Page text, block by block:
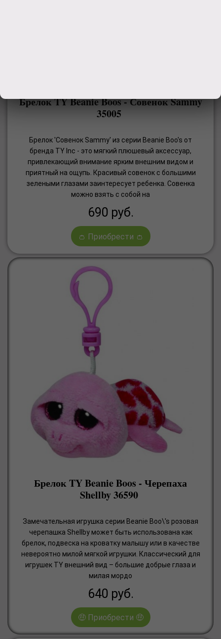
Брелок TY Beanie Boos - Совенок Sammy
35005
Брелок 'Совенок Sammy' из серии Beanie Boo's от
бренда TY Inc - это мягкий плюшевый аксессуар,
привлекающий внимание ярким внешним видом и
приятный на ощупь. Красивый совенок с большими
зелеными глазами заинтересует ребенка. Совенка
можно взять с собой на
690 руб.
👛 Приобрести 👛
Брелок TY Beanie Boos - Черепаха
Shellby 36590
Замечательная игрушка серии Beanie Boo\'s розовая
черепашка Shellby может быть использована как
брелок, подвеска на кроватку малышу или в качестве
невероятно милой мягкой игрушки. Классический для
игрушек TY внешний вид – большие добрые глаза и
милая мордо
640 руб.
🤑 Приобрести 🤑